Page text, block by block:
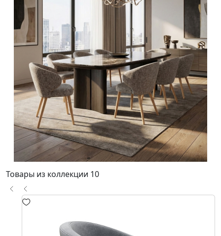
Товары из коллекции 10